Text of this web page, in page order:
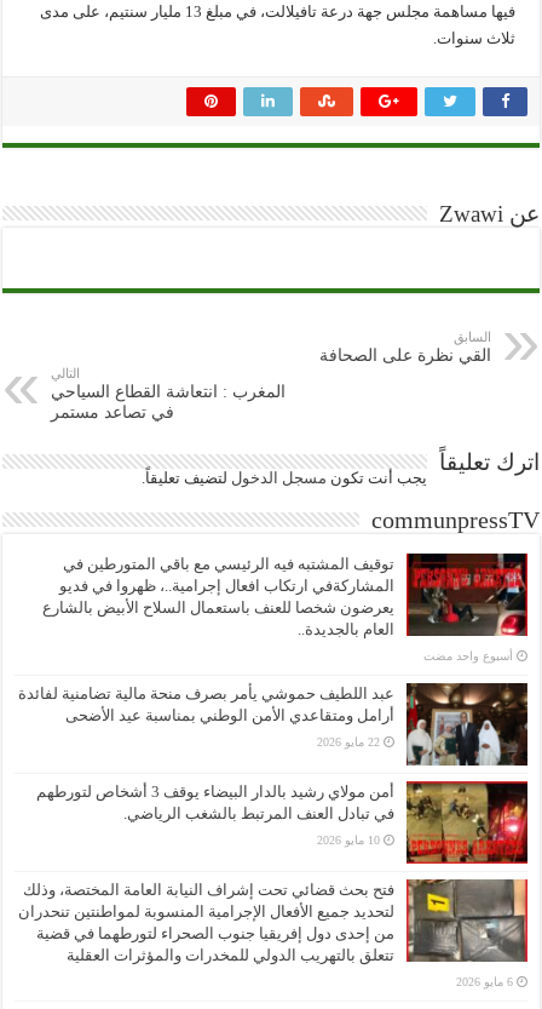
فيها مساهمة مجلس جهة درعة تافيلالت، في مبلغ 13 مليار سنتيم، على مدى
ثلاث سنوات.
عن Zwawi
السابق
القي نظرة على الصحافة
التالي
المغرب : انتعاشة القطاع السياحي
في تصاعد مستمر
اترك تعليقاً
يجب أنت تكون مسجل الدخول لتضيف تعليقاً.
communpressTV
توقيف المشتبه فيه الرئيسي مع باقي المتورطين في
المشاركةفي ارتكاب افعال إجرامية..، ظهروا في فديو
يعرضون شخصا للعنف باستعمال السلاح الأبيض بالشارع
العام بالجديدة..
‏أسبوع واحد مضت
عبد اللطيف حموشي يأمر بصرف منحة مالية تضامنية لفائدة
أرامل ومتقاعدي الأمن الوطني بمناسبة عيد الأضحى
22 مايو 2026
أمن مولاي رشيد بالدار البيضاء يوقف 3 أشخاص لتورطهم
في تبادل العنف المرتبط بالشغب الرياضي.
10 مايو 2026
فتح بحث قضائي تحت إشراف النيابة العامة المختصة، وذلك
لتحديد جميع الأفعال الإجرامية المنسوبة لمواطنتين تنحدران
من إحدى دول إفريقيا جنوب الصحراء لتورطهما في قضية
تتعلق بالتهريب الدولي للمخدرات والمؤثرات العقلية
6 مايو 2026